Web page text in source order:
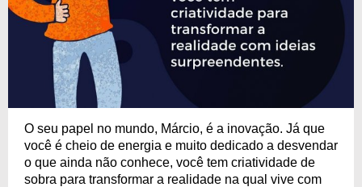
O seu papel no mundo, Márcio, é a inovação. Já que
você é cheio de energia e muito dedicado a desvendar
o que ainda não conhece, você tem criatividade de
sobra para transformar a realidade na qual vive com